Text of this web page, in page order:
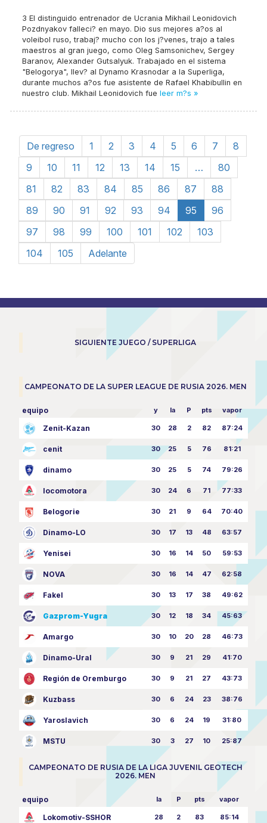
3 El distinguido entrenador de Ucrania Mikhail Leonidovich
Pozdnyakov falleci? en mayo. Dio sus mejores a?os al
voleibol ruso, trabaj? mucho con los j?venes, trajo a tales
maestros al gran juego, como Oleg Samsonichev, Sergey
Baranov, Alexander Gutsalyuk. Trabajado en el sistema
"Belogorya", llev? al Dynamo Krasnodar a la Superliga,
durante muchos a?os fue asistente de Rafael Khabibullin en
nuestro club. Mikhail Leonidovich fue leer m?s »
De regreso 1 2 3 4 5 6 7
8
9
10 11 12 13 14 15 …
80
81
82 83 84 85 86 87
88
89
90 91 92 93 94 95
96
97
98 99 100 101 102
103
104
105 Adelante
SIGUIENTE JUEGO / SUPERLIGA
CAMPEONATO DE LA SUPER LEAGUE DE RUSIA 2026. MEN
equipo y la P pts vapor
Zenit-Kazan 30 28 2 82 87:24
cenit 30 25 5 76 81:21
dinamo 30 25 5 74 79:26
locomotora 30 24 6 71 77:33
Belogorie 30 21 9 64 70:40
Dinamo-LO 30 17 13 48 63:57
Yenisei 30 16 14 50 59:53
NOVA 30 16 14 47 62:58
Fakel 30 13 17 38 49:62
Gazprom-Yugra 30 12 18 34 45:63
Amargo 30 10 20 28 46:73
Dinamo-Ural 30 9 21 29 41:70
Región de Oremburgo 30 9 21 27 43:73
Kuzbass 30 6 24 23 38:76
Yaroslavich 30 6 24 19 31:80
MSTU 30 3 27 10 25:87
CAMPEONATO DE RUSIA DE LA LIGA JUVENIL GEOTECH
2026. MEN
equipo la P pts vapor
Lokomotiv-SSHOR 28 2 83 85:14